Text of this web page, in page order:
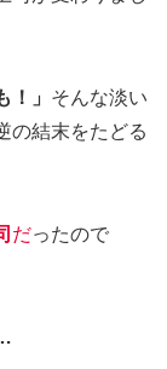
」 そんな淡い
の結末をたどる
だったので